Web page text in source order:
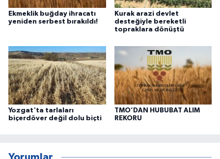
Ekmeklik buğday ihracatı
yeniden serbest bırakıldı!
Kurak arazi devlet
desteğiyle bereketli
topraklara dönüştü
Yozgat'ta tarlaları
biçerdöver değil dolu biçti
TMO’DAN HUBUBAT ALIM
REKORU